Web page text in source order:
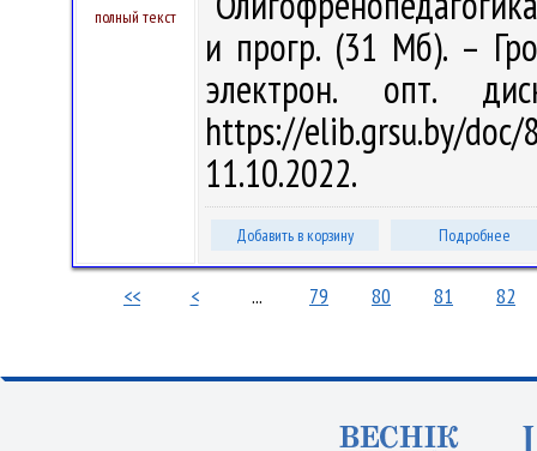
полный текст
и прогр. (31 Мб). –
электрон. опт.
https://elib.grsu.by/
11.10.2022.
Добавить в корзину Подробнее
<< < ... 79 80 81 82